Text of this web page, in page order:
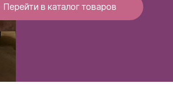
Перейти в каталог товаров